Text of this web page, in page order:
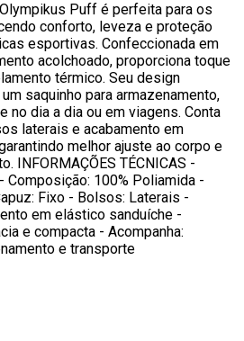
Puff é perfeita para os
conforto, leveza e proteção
esportivas. Confeccionada em
acolchoado, proporciona toque
térmico. Seu design
saquinho para armazenamento,
no dia a dia ou em viagens. Conta
laterais e acabamento em
melhor ajuste ao corpo e
INFORMAÇÕES TÉCNICAS -
Composição: 100% Poliamida -
Fixo - Bolsos: Laterais -
em elástico sanduíche -
e compacta - Acompanha:
e transporte